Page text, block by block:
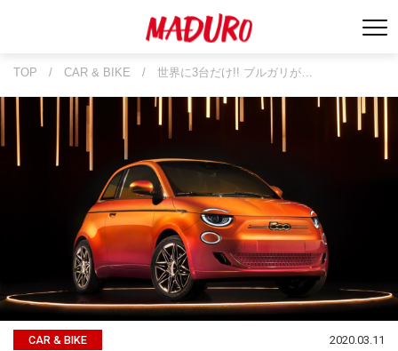
TOP / CAR & BIKE / 世界に3台だけ!! ブルガリが…
CAR & BIKE 2020.03.11